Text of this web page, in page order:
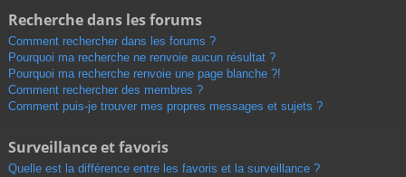
Recherche dans les forums
Comment rechercher dans les forums ?
Pourquoi ma recherche ne renvoie aucun résultat ?
Pourquoi ma recherche renvoie une page blanche ?!
Comment rechercher des membres ?
Comment puis-je trouver mes propres messages et sujets ?
Surveillance et favoris
Quelle est la différence entre les favoris et la surveillance ?